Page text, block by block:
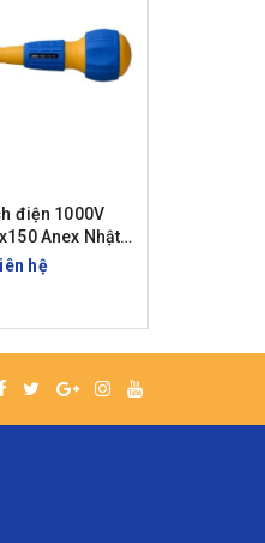
điện 1000V
Anex Nhật
Bảnhệ